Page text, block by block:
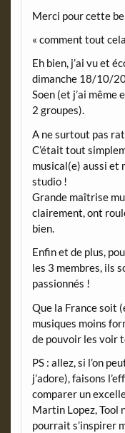
Merci pour cette
« comment tout
Eh bien, j’ai vu et
dimanche 18/10/
Soen (et j’ai même
2 groupes).
A ne surtout pas
C’était tout
musical(e) aussi et
studio !
Grande maîtrise
clairement, ont
bien.
Enfin et de plus,
les 3 membres, ils
passionnés !
Que la France soit
musiques moins
de pouvoir les voir
PS : allez, si l’on
j’adore), faisons
comparer un
Martin Lopez, Tool
pourrait s’inspirer